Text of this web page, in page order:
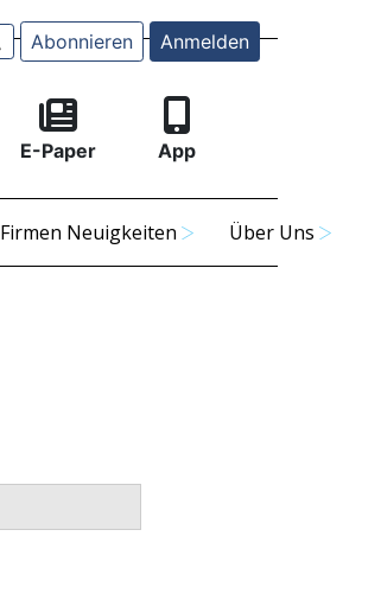
Abonnieren Anmelden
E-Paper App
Firmen Neuigkeiten Über Uns